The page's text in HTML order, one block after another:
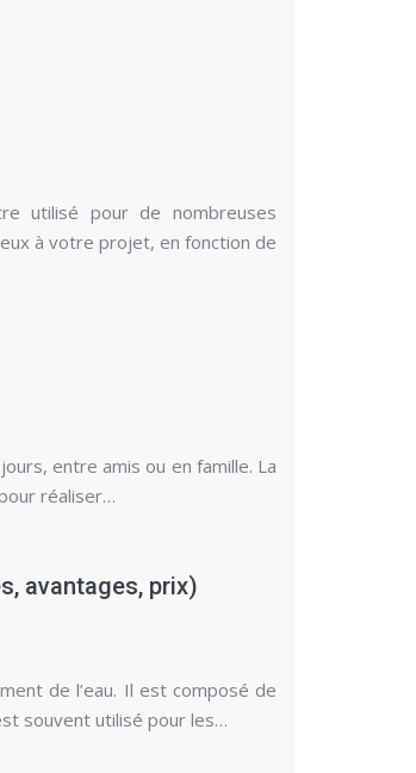
utilisé pour de nombreuses
à votre projet, en fonction de
entre amis ou en famille. La
réaliser…
avantages, prix)
de l’eau. Il est composé de
souvent utilisé pour les…